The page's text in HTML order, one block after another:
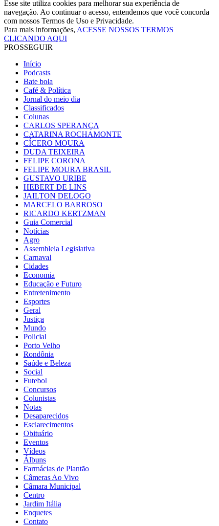
Esse site utiliza cookies para melhorar sua experiência de
navegação. Ao continuar o acesso, entendemos que você concorda
com nossos Termos de Uso e Privacidade.
Para mais informações, ACESSE NOSSOS TERMOS
CLICANDO AQUI
PROSSEGUIR
Início
Podcasts
Bate bola
Café & Política
Jornal do meio dia
Classificados
Colunas
CARLOS SPERANÇA
CATARINA ROCHAMONTE
CÍCERO MOURA
DUDA TEIXEIRA
FELIPE CORONA
FELIPE MOURA BRASIL
GUSTAVO URIBE
HEBERT DE LINS
JAILTON DELOGO
MARCELO BARROSO
RICARDO KERTZMAN
Guia Comercial
Notícias
Agro
Assembleia Legislativa
Carnaval
Cidades
Economia
Educação e Futuro
Entretenimento
Esportes
Geral
Justiça
Mundo
Policial
Porto Velho
Rondônia
Saúde e Beleza
Social
Futebol
Concursos
Colunistas
Notas
Desaparecidos
Esclarecimentos
Obituário
Eventos
Vídeos
Álbuns
Farmácias de Plantão
Câmeras Ao Vivo
Câmara Municipal
Centro
Jardim Itália
Enquetes
Contato